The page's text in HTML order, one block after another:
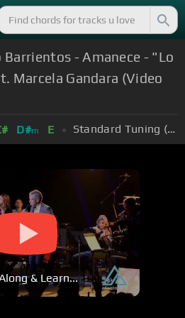
Barrientos - Amanece - "Lo
Marcela Gandara (Video
D#m E Standard Tuning (EADGBE)
& Learn...